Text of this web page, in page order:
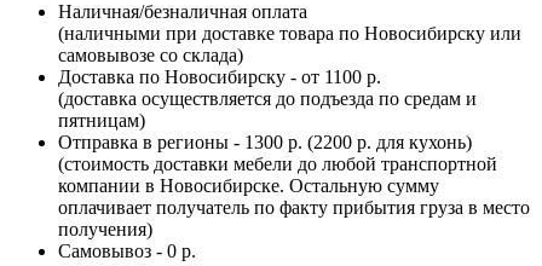
Наличная/безналичная оплата
(наличными при доставке товара по Новосибирску или
самовывозе со склада)
Доставка по Новосибирску - от 1100 р.
(доставка осуществляется до подъезда по средам и
пятницам)
Отправка в регионы - 1300 р. (2200 р. для кухонь)
(стоимость доставки мебели до любой транспортной
компании в Новосибирске. Остальную сумму
оплачивает получатель по факту прибытия груза в место
получения)
Самовывоз - 0 р.